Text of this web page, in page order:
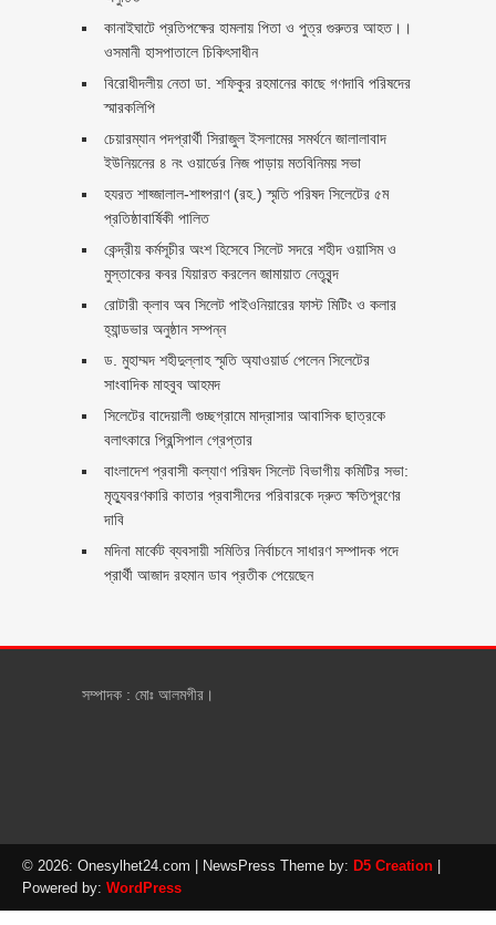
কানাইঘাটে প্রতিপক্ষের হামলায় পিতা ও পুত্র গুরুতর আহত।।
ওসমানী হাসপাতালে চিকিৎসাধীন
বিরোধীদলীয় নেতা ডা. শফিকুর রহমানের কাছে গণদাবি পরিষদের
স্মারকলিপি ‎
চেয়ারম্যান পদপ্রার্থী সিরাজুল ইসলামের সমর্থনে জালালাবাদ
ইউনিয়নের ৪ নং ওয়ার্ডের নিজ পাড়ায় মতবিনিময় সভা
হযরত শাহ্জালাল-শাহ্পরাণ (রহ.) স্মৃতি পরিষদ সিলেটের ৫ম
প্রতিষ্ঠাবার্ষিকী পালিত ‎​
কেন্দ্রীয় কর্মসূচীর অংশ হিসেবে সিলেট সদরে শহীদ ওয়াসিম ও
মুস্তাকের কবর যিয়ারত করলেন জামায়াত নেতৃবৃন্দ ‎
রোটারী ক্লাব অব সিলেট পাইওনিয়ারের ফাস্ট মিটিং ও কলার
হ্যান্ডভার অনুষ্ঠান সম্পন্ন
ড. মুহাম্মদ শহীদুল্লাহ স্মৃতি অ্যাওয়ার্ড পেলেন সিলেটের
সাংবাদিক মাহবুব আহমদ
সিলেটের বাদেয়ালী গুচ্ছগ্রামে মাদ্রাসার আবাসিক ছাত্রকে
বলাৎকারে প্রিন্সিপাল গ্রেপ্তার ‎
বাংলাদেশ প্রবাসী কল্যাণ পরিষদ সিলেট বিভাগীয় কমিটির সভা:
মৃত্যুবরণকারি কাতার প্রবাসীদের পরিবারকে দ্রুত ক্ষতিপূরণের
দাবি
মদিনা মার্কেট ব্যবসায়ী সমিতির নির্বাচনে সাধারণ সম্পাদক পদে
প্রার্থী আজাদ রহমান ডাব প্রতীক পেয়েছেন ‎
সম্পাদক : মোঃ আলমগীর।
© 2026: Onesylhet24.com | NewsPress Theme by: D5 Creation
Powered by: WordPress